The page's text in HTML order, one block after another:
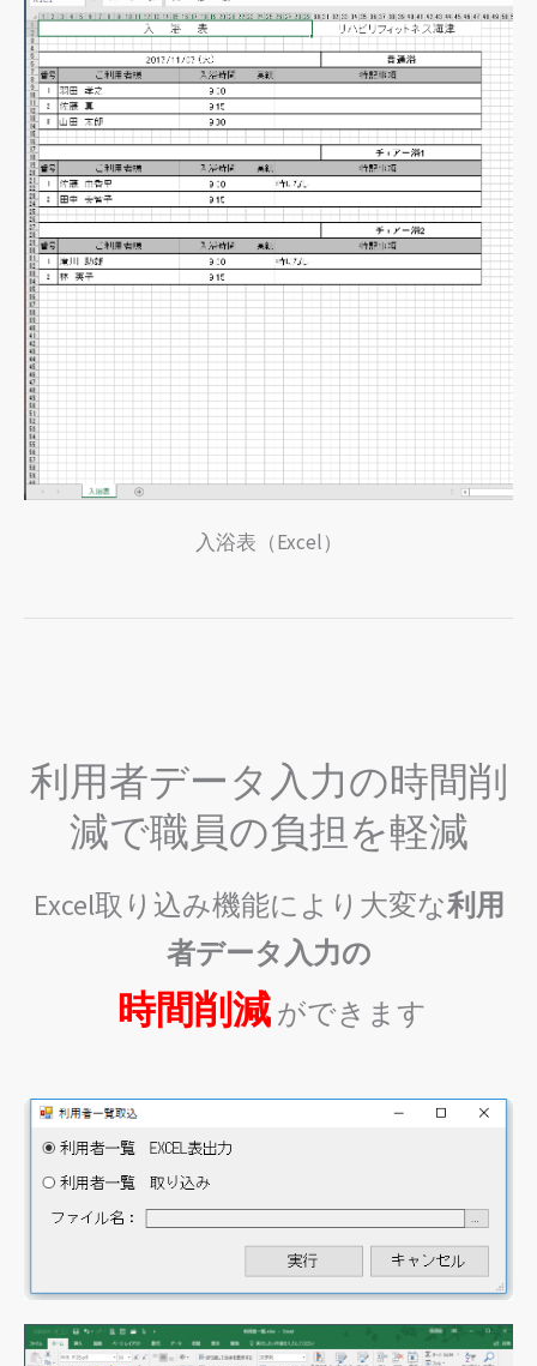
入浴表（Excel）
利用者データ入力の時間削
減で職員の負担を軽減
Excel取り込み機能により大変な利用
者データ入力の
時間削減 ができます